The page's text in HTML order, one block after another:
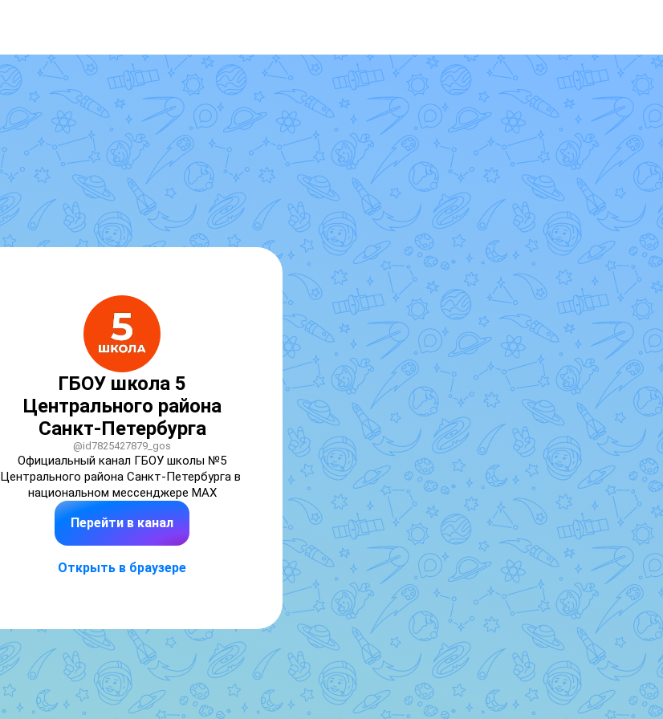
ГБОУ школа 5
Центрального района
Санкт-Петербурга
@id7825427879_gos
Официальный канал ГБОУ школы №5
Центрального района Санкт-Петербурга в
национальном мессенджере МАХ
Перейти в канал
Открыть в браузере